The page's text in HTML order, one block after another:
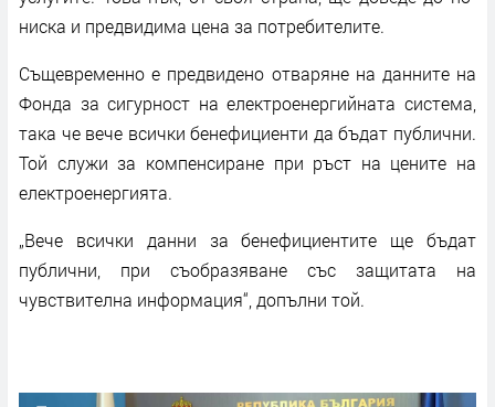
ниска и предвидима цена за потребителите.
Същевременно е предвидено отваряне на данните на
Фонда за сигурност на електроенергийната система,
така че вече всички бенефициенти да бъдат публични.
Той служи за компенсиране при ръст на цените на
електроенергията.
„Вече всички данни за бенефициентите ще бъдат
публични, при съобразяване със защитата на
чувствителна информация“, допълни той.